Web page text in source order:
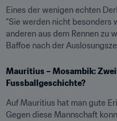
Eines der wenigen echten
"Sie werden nicht besonders
anderen aus dem Rennen zu
Baffoe nach der
Mauritius – Mosambik:
Fussballgeschichte?
Auf Mauritius hat man gute
Gegen diese Mannschaft